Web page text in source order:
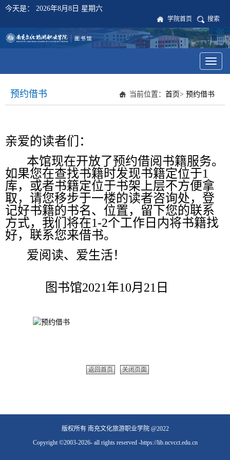
今天是： 2026年8月8日 星期六
学院首页 搜索
Toggle
预约借书 当前位置： 首页> 预约借书
亲爱的读者们：
本馆现在开放了预约借阅书籍服务。
如果您在查找书籍时发现书籍定位于1
库，或者书籍定位于书架上层不方便拿
取，请您移步于一楼的读者咨询处，登
记好书籍的书名、位置，留下您的联系
方式，我们将在1-2个工作日内将书籍找
好，联系您来借书。
爱阅读、爱生活！
图书馆2021年10月21日
返回首页 关闭页面
版权所有 南充文化旅游职业学院 @2022
Copyright ©2003-2026- all rights reserved -https://lib.ncvcct.edu.cn